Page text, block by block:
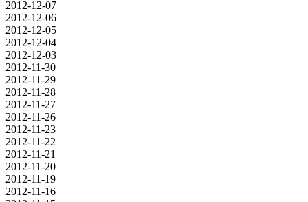
2012-12-07
2012-12-06
2012-12-05
2012-12-04
2012-12-03
2012-11-30
2012-11-29
2012-11-28
2012-11-27
2012-11-26
2012-11-23
2012-11-22
2012-11-21
2012-11-20
2012-11-19
2012-11-16